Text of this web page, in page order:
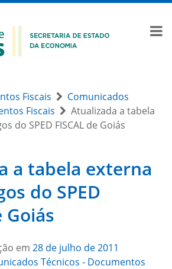
Fiscais
Comunicados
Fiscais
Atualizada a tabela
do SPED FISCAL de Goiás
a tabela externa
do SPED
Goiás
em 28 de julho de 2011
Técnicos - Documentos